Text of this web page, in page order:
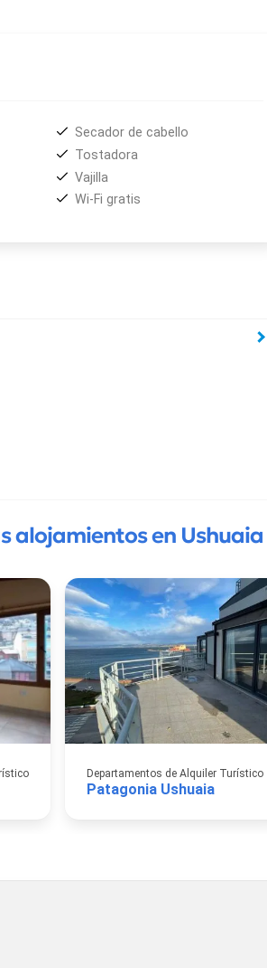
Secador de cabello
Tostadora
Vajilla
Wi-Fi gratis
alojamientos en Ushuaia
Departamentos de Alquiler Turístico
Patagonia Ushuaia